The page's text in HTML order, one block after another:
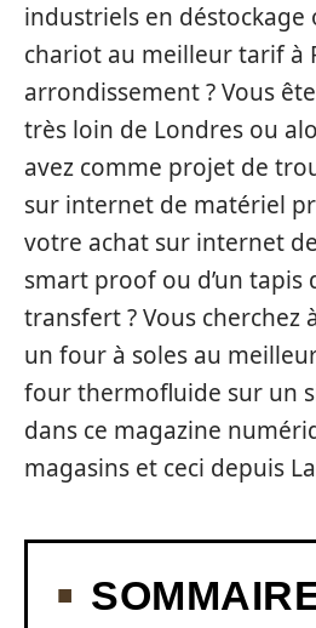
industriels en déstockage
chariot au meilleur tarif à
arrondissement ? Vous
très loin de Londres ou
avez comme projet de
sur internet de matériel
votre achat sur internet
smart proof ou d’un tapis
transfert ? Vous cherchez
un four à soles au
four thermofluide sur un
dans ce magazine
magasins et ceci depuis